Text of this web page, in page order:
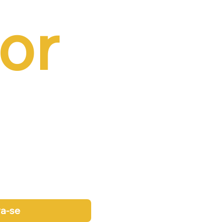
se